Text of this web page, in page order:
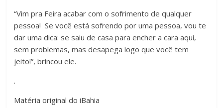
“Vim pra Feira acabar com o sofrimento de qualquer
pessoa! Se você está sofrendo por uma pessoa, vou te
dar uma dica: se saiu de casa para encher a cara aqui,
sem problemas, mas desapega logo que você tem
jeito!”, brincou ele.
.
Matéria original do iBahia